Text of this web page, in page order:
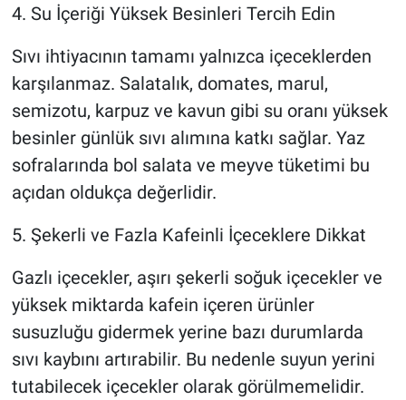
4. Su İçeriği Yüksek Besinleri Tercih Edin
Sıvı ihtiyacının tamamı yalnızca içeceklerden
karşılanmaz. Salatalık, domates, marul,
semizotu, karpuz ve kavun gibi su oranı yüksek
besinler günlük sıvı alımına katkı sağlar. Yaz
sofralarında bol salata ve meyve tüketimi bu
açıdan oldukça değerlidir.
5. Şekerli ve Fazla Kafeinli İçeceklere Dikkat
Gazlı içecekler, aşırı şekerli soğuk içecekler ve
yüksek miktarda kafein içeren ürünler
susuzluğu gidermek yerine bazı durumlarda
sıvı kaybını artırabilir. Bu nedenle suyun yerini
tutabilecek içecekler olarak görülmemelidir.